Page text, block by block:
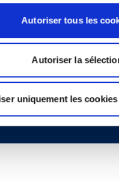
Autoriser tous les
Autoriser la
uniquement les